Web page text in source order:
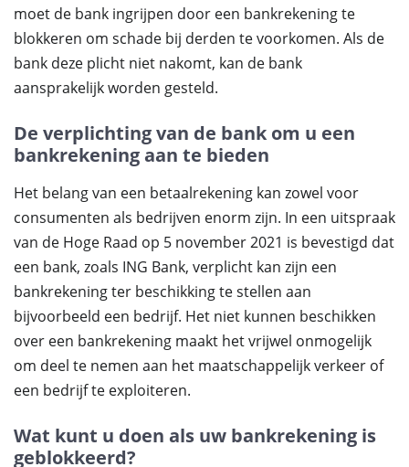
moet de bank ingrijpen door een bankrekening te
blokkeren om schade bij derden te voorkomen. Als de
bank deze plicht niet nakomt, kan de bank
aansprakelijk worden gesteld.
De verplichting van de bank om u een
bankrekening aan te bieden
Het belang van een betaalrekening kan zowel voor
consumenten als bedrijven enorm zijn. In een uitspraak
van de Hoge Raad op 5 november 2021 is bevestigd dat
een bank, zoals ING Bank, verplicht kan zijn een
bankrekening ter beschikking te stellen aan
bijvoorbeeld een bedrijf. Het niet kunnen beschikken
over een bankrekening maakt het vrijwel onmogelijk
om deel te nemen aan het maatschappelijk verkeer of
een bedrijf te exploiteren.
Wat kunt u doen als uw bankrekening is
geblokkeerd?